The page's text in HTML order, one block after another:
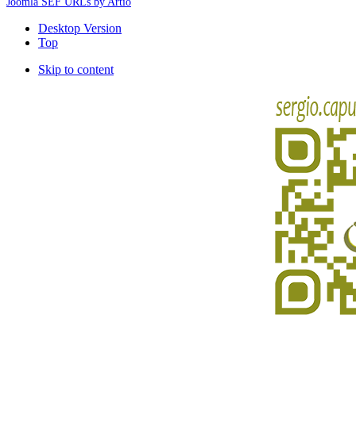
Desktop Version
Top
Skip to content